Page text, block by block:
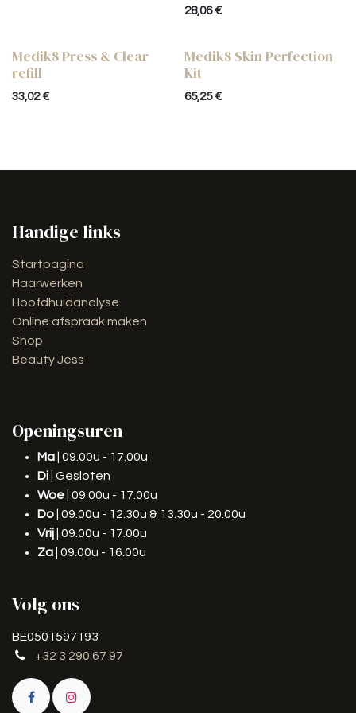
28,06€
Medik8 Press & Clear
refill
33,02€
Medik8 Skin Perfection
Kit
65,25€
Handige links
Startpagina
Haarwerken
Hoofdhuidanalyse
Online afspraak maken
Shop
Beauty Jess
Openingsuren
Ma | 09.00u - 17.00u
Di | Gesloten
Woe | 09.00u - 17.00u
Do | 09.00u - 12.30u & 13.30u - 20.00u
Vrij | 09.00u - 17.00u
Za | 09.00u - 16.00u
Volg ons
BE0501597193
+32 3 290 67 97